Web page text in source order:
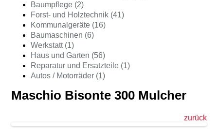
Baumpflege (2)
Forst- und Holztechnik (41)
Kommunalgeräte (16)
Baumaschinen (6)
Werkstatt (1)
Haus und Garten (56)
Reparatur und Ersatzteile (1)
Autos / Motorräder (1)
Maschio Bisonte 300 Mulcher
zurück